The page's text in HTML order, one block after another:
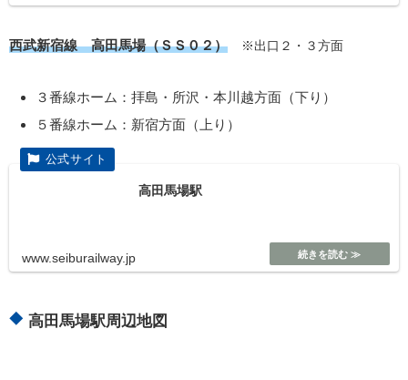
西武新宿線 高田馬場（ＳＳ０２） ※出口２・３方面
３番線ホーム：拝島・所沢・本川越方面（下り）
５番線ホーム：新宿方面（上り）
高田馬場駅
www.seiburailway.jp
高田馬場駅周辺地図